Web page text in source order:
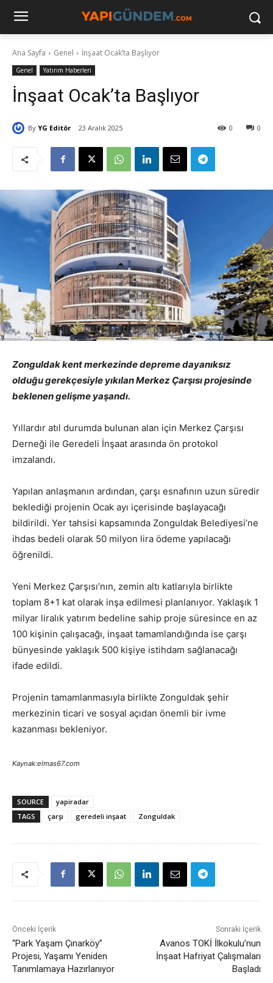
Ana Sayfa Genel İnşaat Ocak’ta Başlıyor
Genel Yatırım Haberleri
İnşaat Ocak’ta Başlıyor
By YG Editör 23 Aralık 2025 0
0
Zonguldak kent merkezinde depreme dayanıksız
olduğu gerekçesiyle yıkılan Merkez Çarşısı projesinde
beklenen gelişme yaşandı.
Yıllardır atıl durumda bulunan alan için Merkez Çarşısı
Derneği ile Geredeli İnşaat arasında ön protokol
imzalandı.
Yapılan anlaşmanın ardından, çarşı esnafının uzun süredir
beklediği projenin Ocak ayı içerisinde başlayacağı
bildirildi. Yer tahsisi kapsamında Zonguldak Belediyesi’ne
ihdas bedeli olarak 50 milyon lira ödeme yapılacağı
öğrenildi.
Yeni Merkez Çarşısı’nın, zemin altı katlarıyla birlikte
toplam 8+1 kat olarak inşa edilmesi planlanıyor. Yaklaşık 1
milyar liralık yatırım bedeline sahip proje süresince en az
100 kişinin çalışacağı, inşaat tamamlandığında ise çarşı
bünyesinde yaklaşık 500 kişiye istihdam sağlanacağı
ifade edildi.
Projenin tamamlanmasıyla birlikte Zonguldak şehir
merkezinin ticari ve sosyal açıdan önemli bir ivme
kazanması bekleniyor.
Kaynak:elmas67.com
SOURCE
yapiradar
TAGS
çarşı geredeli inşaat Zonguldak
Önceki İçerik
“Park Yaşam Çınarköy”
Projesi, Yaşamı Yeniden
Tanımlamaya Hazırlanıyor
Sonraki İçerik
Avanos TOKİ İlkokulu’nun
İnşaat Hafriyat Çalışmaları
Başladı